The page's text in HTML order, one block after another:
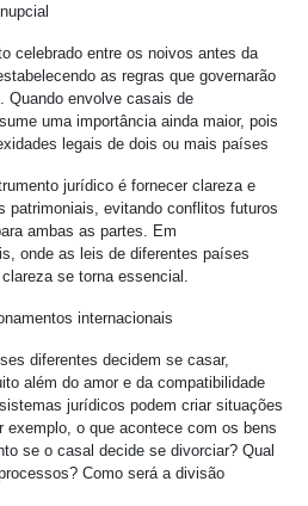
celebrado entre os noivos antes da
as regras que governarão
Quando envolve casais de
uma importância ainda maior, pois
legais de dois ou mais países
jurídico é fornecer clareza e
patrimoniais, evitando conflitos futuros
ambas as partes. Em
onde as leis de diferentes países
se torna essencial.
internacionais
diferentes decidem se casar,
além do amor e da compatibilidade
jurídicos podem criar situações
exemplo, o que acontece com os bens
se o casal decide se divorciar? Qual
Como será a divisão